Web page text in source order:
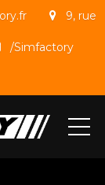
9, rue
/Simfactory